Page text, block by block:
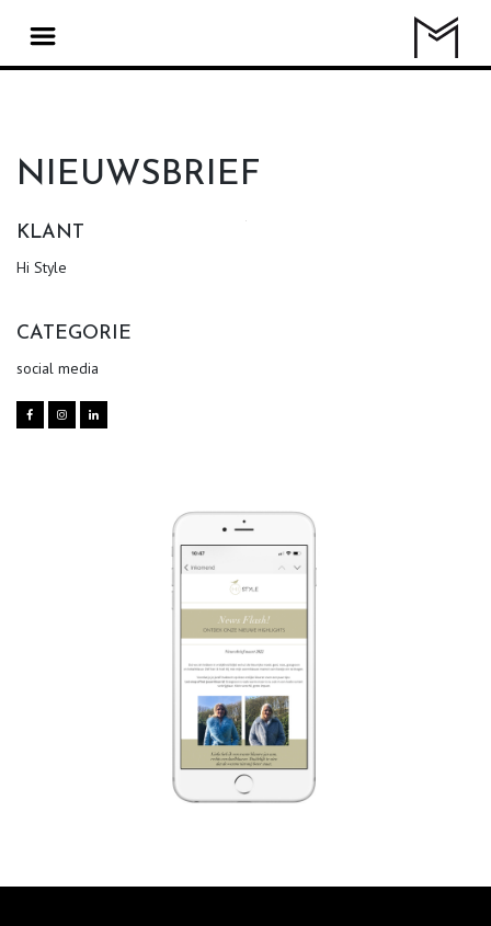
NIEUWSBRIEF
KLANT
Hi Style
CATEGORIE
social media
  